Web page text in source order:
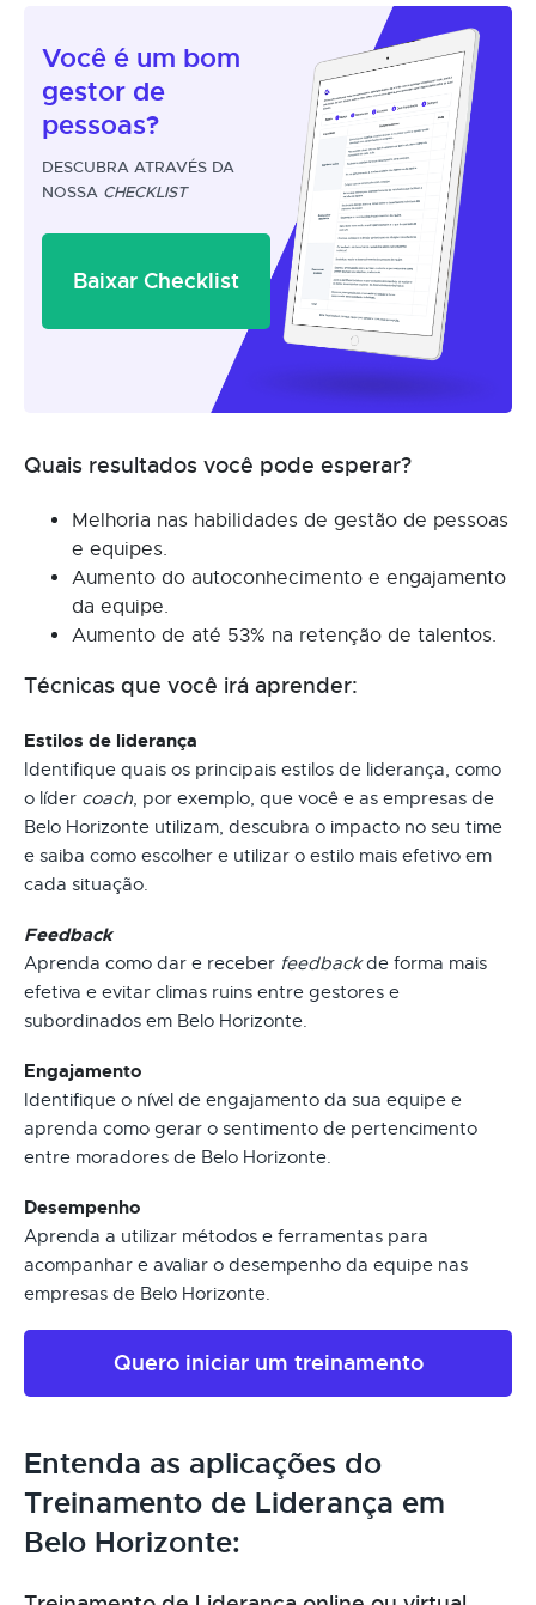
Você é um bom
gestor de
pessoas?
DESCUBRA ATRAVÉS DA
NOSSA CHECKLIST
Baixar Checklist
Quais resultados você pode esperar?
Melhoria nas habilidades de gestão de pessoas
e equipes.
Aumento do autoconhecimento e engajamento
da equipe.
Aumento de até 53% na retenção de talentos.
Técnicas que você irá aprender:
Estilos de liderança
Identifique quais os principais estilos de liderança, como
o líder coach, por exemplo, que você e as empresas de
Belo Horizonte utilizam, descubra o impacto no seu time
e saiba como escolher e utilizar o estilo mais efetivo em
cada situação.
Feedback
Aprenda como dar e receber feedbackde forma mais
efetiva e evitar climas ruins entre gestores e
subordinados em Belo Horizonte.
Engajamento
Identifique o nível de engajamento da sua equipe e
aprenda como gerar o sentimento de pertencimento
entre moradores de Belo Horizonte.
Desempenho
Aprenda a utilizar métodos e ferramentas para
acompanhar e avaliar o desempenho da equipe nas
empresas de Belo Horizonte.
Quero iniciar um treinamento
Entenda as aplicações do
Treinamento de Liderança em
Belo Horizonte: